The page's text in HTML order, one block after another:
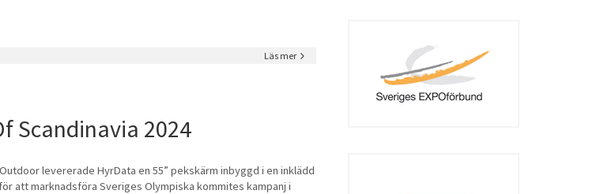
Läs mer
Scandinavia 2024
levererade HyrData en 55” pekskärm inbyggd i en inklädd
att marknadsföra Sveriges Olympiska kommites kampanj i